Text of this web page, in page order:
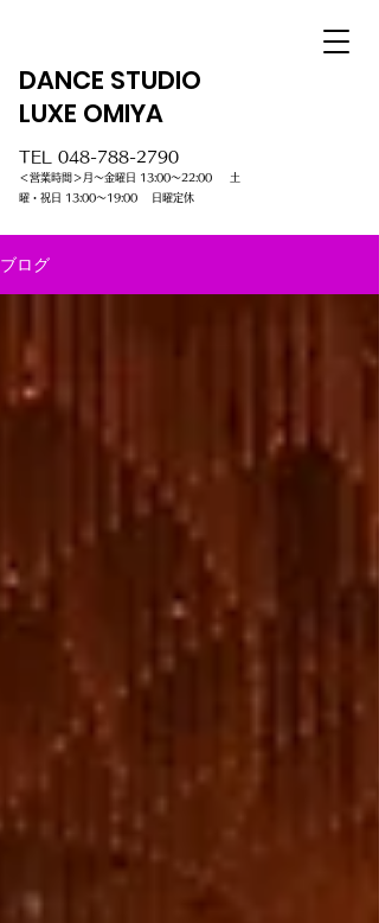
DANCE STUDIO
LUXE OMIYA
TEL 048-788-2790
＜営業時間＞月～金曜日 13:00～22:00 土
曜・祝日 13:00～19:00 日曜定休
ブログ